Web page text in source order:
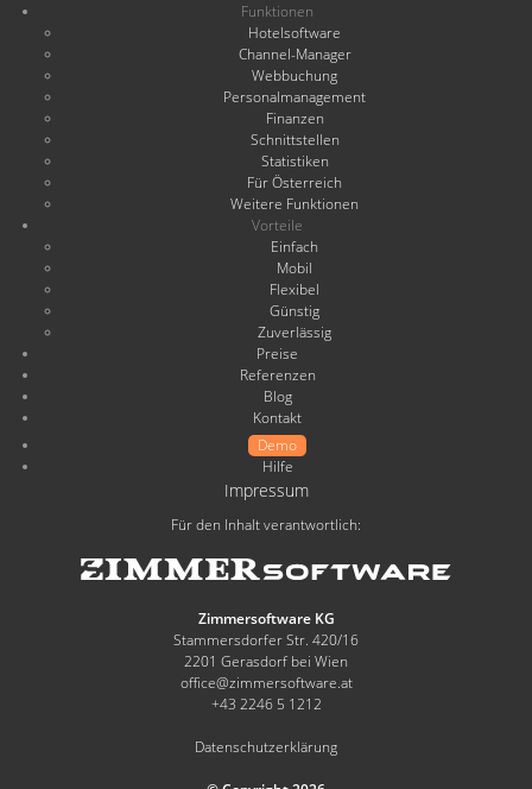
Funktionen
Hotelsoftware
Channel-Manager
Webbuchung
Personalmanagement
Finanzen
Schnittstellen
Statistiken
Für Österreich
Weitere Funktionen
Vorteile
Einfach
Mobil
Flexibel
Günstig
Zuverlässig
Preise
Referenzen
Blog
Kontakt
Demo
Hilfe
Impressum
Für den Inhalt verantwortlich:
Zimmersoftware KG
Stammersdorfer Str. 420/16
2201 Gerasdorf bei Wien
office@zimmersoftware.at
+43 2246 5 1212
Datenschutzerklärung